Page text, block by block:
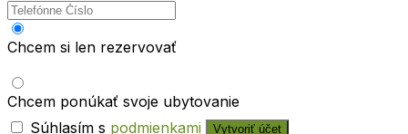
Chcem si len rezervovať
Chcem ponúkať svoje ubytovanie
Súhlasím s podmienkami Vytvoriť účet